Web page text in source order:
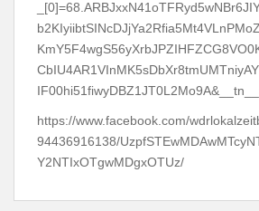
https://www.facebook.com/
94436916138/
Y2NTIxOTgwMDgxOTUz/